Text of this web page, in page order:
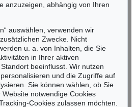
verpassen!
Sie rechtzeitig.
anmelden >
anzuzeigen, abhängig von Ihren
auswählen, verwenden wir
Zwecke. Nicht
u. a. von Inhalten, die Sie
in Ihrer aktiven
beeinflusst. Wir nutzen
und die Zugriffe auf
Sie können wählen, ob Sie
notwendige Cookies
Cookies zulassen möchten.